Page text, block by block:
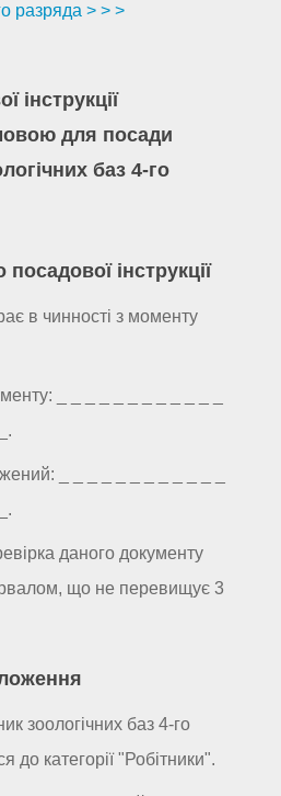
разряда > > >
інструкції
для посади
баз 4-го
інструкції
в чинності з моменту
_ _ _ _ _ _ _ _ _ _ _ _
_ _ _ _ _ _ _ _ _ _ _ _
даного документу
що не перевищує 3
зоологічних баз 4-го
до категорії "Робітники".